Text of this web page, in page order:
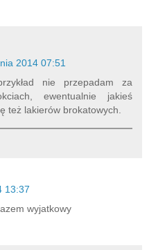
2014 07:51
nie przepadam za
ewentualnie jakieś
też lakierów brokatowych.
13:37
wyjatkowy